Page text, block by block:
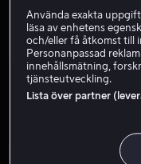
Använda exakta
läsa av enhetens
och/eller få åtkomst till
Personanpassad
innehållsmätning,
tjänsteutveckling.
Lista över partner